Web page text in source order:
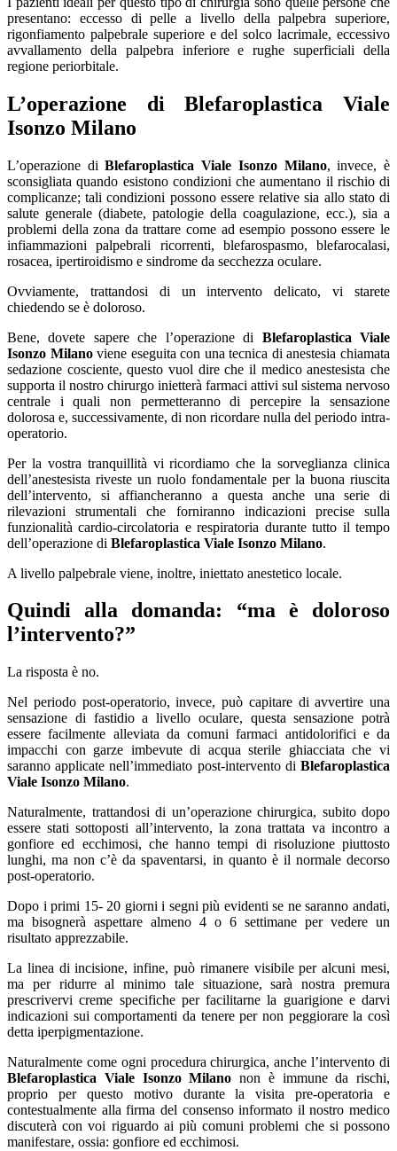
presentano: eccesso di pelle a livello della palpebra superiore,
rigonfiamento palpebrale superiore e del solco lacrimale, eccessivo
avvallamento della palpebra inferiore e rughe superficiali della
regione periorbitale.
L’operazione diBlefaroplastica Viale
Isonzo Milano
L’operazione diBlefaroplastica Viale Isonzo Milano, invece, è
sconsigliata quando esistono condizioni che aumentano il rischio di
complicanze; tali condizioni possono essere relative sia allo stato di
salute generale (diabete, patologie della coagulazione, ecc.), sia a
problemi della zona da trattare come ad esempio possono essere le
infiammazioni palpebrali ricorrenti, blefarospasmo, blefarocalasi,
rosacea, ipertiroidismo e sindrome da secchezza oculare.
Ovviamente, trattandosi di un intervento delicato, vi starete
chiedendo se è doloroso.
Bene, dovete sapere che l’operazione di Blefaroplastica Viale
Isonzo Milanoviene eseguita con una tecnica di anestesia chiamata
sedazione cosciente, questo vuol dire che il medico anestesista che
supporta il nostro chirurgo inietterà farmaci attivi sul sistema nervoso
centrale i quali non permetteranno di percepire la sensazione
dolorosa e, successivamente, di non ricordare nulla del periodo intra-
operatorio.
Per la vostra tranquillità vi ricordiamo che la sorveglianza clinica
dell’anestesista riveste un ruolo fondamentale per la buona riuscita
dell’intervento, si affiancheranno a questa anche una serie di
rilevazioni strumentali che forniranno indicazioni precise sulla
funzionalità cardio-circolatoria e respiratoria durante tutto il tempo
dell’operazione di Blefaroplastica Viale Isonzo Milano.
A livello palpebrale viene, inoltre, iniettato anestetico locale.
Quindi alla domanda: “ma è doloroso
l’intervento?”
La risposta è no.
Nel periodo post-operatorio, invece, può capitare di avvertire una
sensazione di fastidio a livello oculare, questa sensazione potrà
essere facilmente alleviata da comuni farmaci antidolorifici e da
impacchi con garze imbevute di acqua sterile ghiacciata che vi
saranno applicate nell’immediato post-intervento di Blefaroplastica
Viale Isonzo Milano.
Naturalmente, trattandosi di un’operazione chirurgica, subito dopo
essere stati sottoposti all’intervento, la zona trattata va incontro a
gonfiore ed ecchimosi, che hanno tempi di risoluzione piuttosto
lunghi, ma non c’è da spaventarsi, in quanto è il normale decorso
post-operatorio.
Dopo i primi 15- 20 giorni i segni più evidenti se ne saranno andati,
ma bisognerà aspettare almeno 4 o 6 settimane per vedere un
risultato apprezzabile.
La linea di incisione, infine, può rimanere visibile per alcuni mesi,
ma per ridurre al minimo tale situazione, sarà nostra premura
prescrivervi creme specifiche per facilitarne la guarigione e darvi
indicazioni sui comportamenti da tenere per non peggiorare la così
detta iperpigmentazione.
Naturalmente come ogni procedura chirurgica, anche l’intervento di
Blefaroplastica Viale Isonzo Milano non è immune da rischi,
proprio per questo motivo durante la visita pre-operatoria e
contestualmente alla firma del consenso informato il nostro medico
discuterà con voi riguardo ai più comuni problemi che si possono
manifestare, ossia: gonfiore ed ecchimosi.